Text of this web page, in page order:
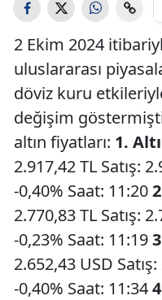
2 Ekim 2024
uluslararası
döviz kuru
değişim
altın fiyatları: 1.
2.917,42 TL Satış:
-0,40% Saat: 11:20
2.770,83 TL Satış:
-0,23% Saat: 11:19
2.652,43 USD
-0,40% Saat: 11:34